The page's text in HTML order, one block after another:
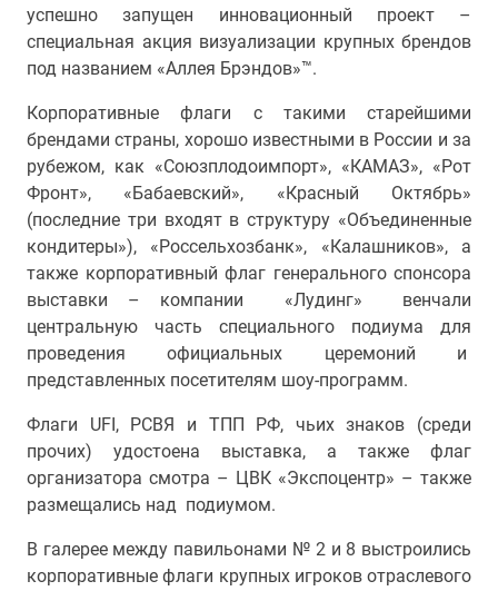
успешно запущен инновационный проект –
специальная акция визуализации крупных брендов
под названием «Аллея Брэндов»™.
Корпоративные флаги с такими старейшими
брендами страны, хорошо известными в России и за
рубежом, как «Союзплодоимпорт», «КАМАЗ», «Рот
Фронт», «Бабаевский», «Красный Октябрь»
(последние три входят в структуру «Объединенные
кондитеры»), «Россельхозбанк», «Калашников», а
также корпоративный флаг генерального спонсора
выставки – компании «Лудинг» венчали
центральную часть специального подиума для
проведения официальных церемоний и
представленных посетителям шоу-программ.
Флаги UFI, РСВЯ и ТПП РФ, чьих знаков (среди
прочих) удостоена выставка, а также флаг
организатора смотра – ЦВК «Экспоцентр» – также
размещались над подиумом.
В галерее между павильонами № 2 и 8 выстроились
корпоративные флаги крупных игроков отраслевого